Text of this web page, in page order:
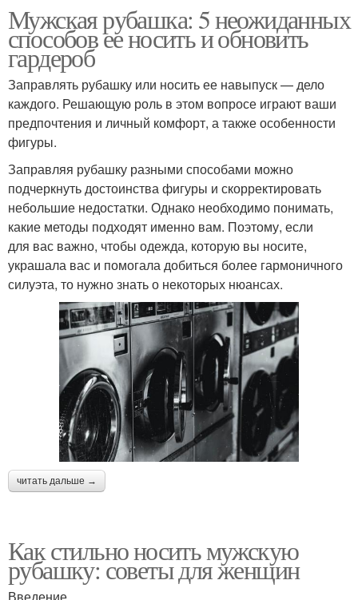
Мужская рубашка: 5 неожиданных
способов ее носить и обновить
гардероб
Заправлять рубашку или носить ее навыпуск — дело
каждого. Решающую роль в этом вопросе играют ваши
предпочтения и личный комфорт, а также особенности
фигуры.
Заправляя рубашку разными способами можно
подчеркнуть достоинства фигуры и скорректировать
небольшие недостатки. Однако необходимо понимать,
какие методы подходят именно вам. Поэтому, если
для вас важно, чтобы одежда, которую вы носите,
украшала вас и помогала добиться более гармоничного
силуэта, то нужно знать о некоторых нюансах.
читать дальше →
Как стильно носить мужскую
рубашку: советы для женщин